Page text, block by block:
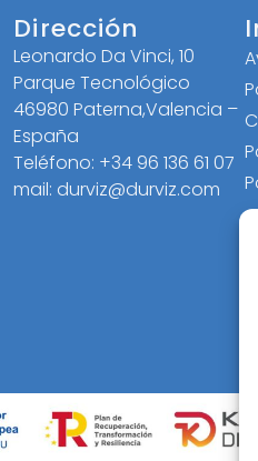
Dirección
Leonardo Da Vinci, 10
Parque Tecnológico
46980 Paterna,Valencia –
España
Teléfono: +34 96 136 61 07
mail: durviz@durviz.com